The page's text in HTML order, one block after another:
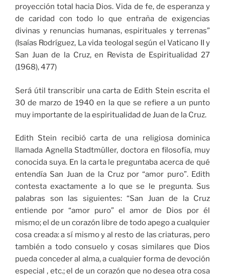
proyección total hacia Dios. Vida de fe, de esperanza y
de caridad con todo lo que entraña de exigencias
divinas y renuncias humanas, espirituales y terrenas”
(Isaías Rodríguez, La vida teologal según el Vaticano II y
San Juan de la Cruz, en Revista de Espiritualidad 27
(1968), 477)
Será útil transcribir una carta de Edith Stein escrita el
30 de marzo de 1940 en la que se refiere a un punto
muy importante de la espiritualidad de Juan de la Cruz.
Edith Stein recibió carta de una religiosa dominica
llamada Agnella Stadtmüller, doctora en filosofía, muy
conocida suya. En la carta le preguntaba acerca de qué
entendía San Juan de la Cruz por “amor puro”. Edith
contesta exactamente a lo que se le pregunta. Sus
palabras son las siguientes: “San Juan de la Cruz
entiende por “amor puro” el amor de Dios por él
mismo; el de un corazón libre de todo apego a cualquier
cosa creada: a sí mismo y al resto de las criaturas, pero
también a todo consuelo y cosas similares que Dios
pueda conceder al alma, a cualquier forma de devoción
especial , etc.; el de un corazón que no desea otra cosa